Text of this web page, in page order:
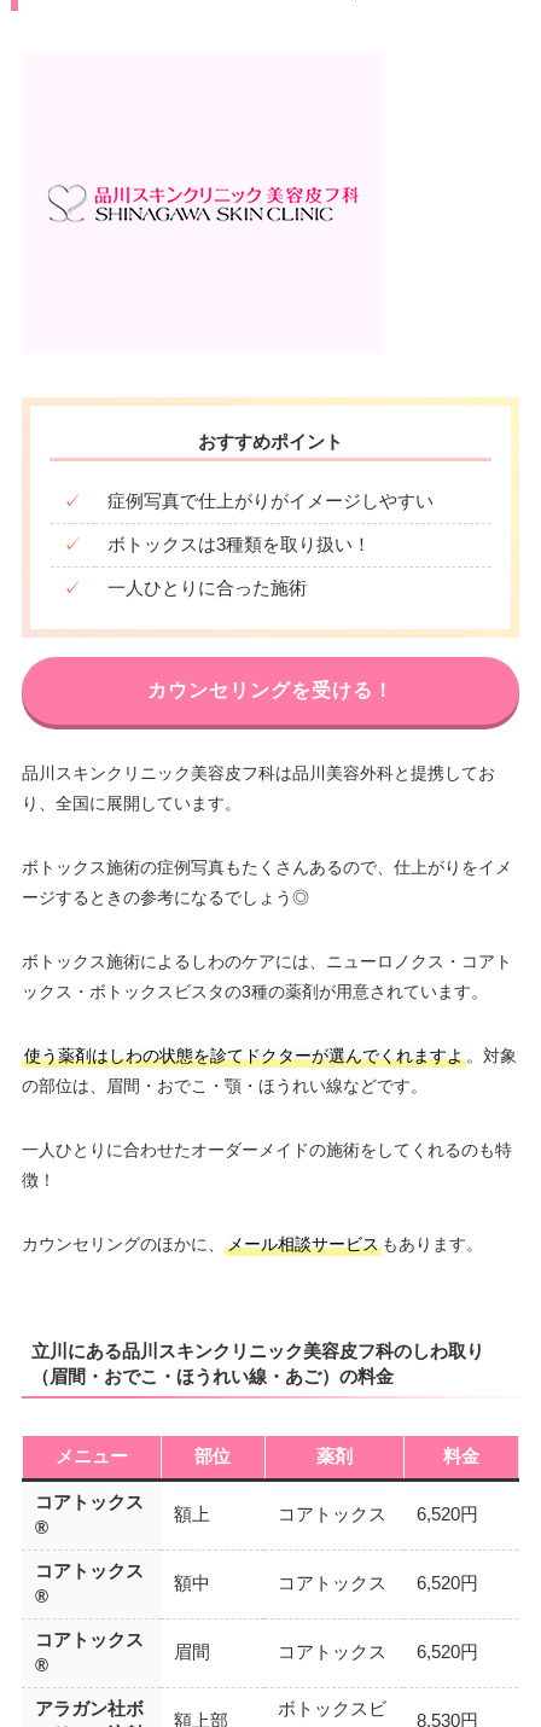
おすすめポイント
✓ 症例写真で仕上がりがイメージしやすい
✓ ボトックスは3種類を取り扱い！
✓ 一人ひとりに合った施術
カウンセリングを受ける！
品川スキンクリニック美容皮フ科は品川美容外科と提携してお
り、全国に展開しています。
ボトックス施術の症例写真もたくさんあるので、仕上がりをイメ
ージするときの参考になるでしょう◎
ボトックス施術によるしわのケアには、ニューロノクス・コアト
ックス・ボトックスビスタの3種の薬剤が用意されています。
使う薬剤はしわの状態を診てドクターが選んでくれますよ。対象
の部位は、眉間・おでこ・顎・ほうれい線などです。
一人ひとりに合わせたオーダーメイドの施術をしてくれるのも特
徴！
カウンセリングのほかに、 メール相談サービスもあります。
立川にある品川スキンクリニック美容皮フ科のしわ取り
（眉間・おでこ・ほうれい線・あご）の料金
メニュー 部位 薬剤 料金
コアトックス
®
額上 コアトックス 6,520円
コアトックス
®
額中 コアトックス 6,520円
コアトックス
®
眉間 コアトックス 6,520円
アラガン社ボ
額上部
ボトックスビ
8,530円